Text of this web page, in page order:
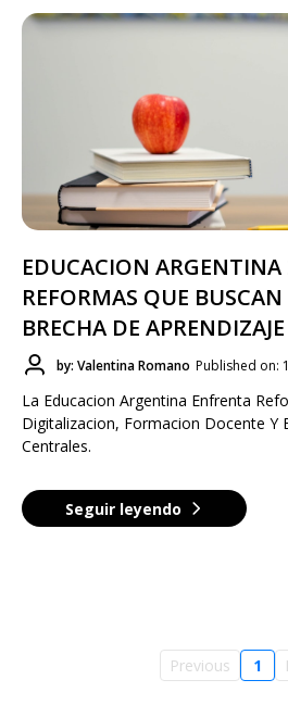
EDUCACION ARGENTINA
REFORMAS QUE BUSCAN
BRECHA DE APRENDIZAJE
by: Valentina Romano Published on:
La Educacion Argentina Enfrenta
Digitalizacion, Formacion Docente Y
Centrales.
Seguir leyendo
Previous 1